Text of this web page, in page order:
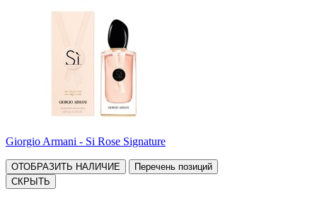
Giorgio Armani - Si Rose Signature
ОТОБРАЗИТЬ НАЛИЧИЕ
Перечень позиций
СКРЫТЬ